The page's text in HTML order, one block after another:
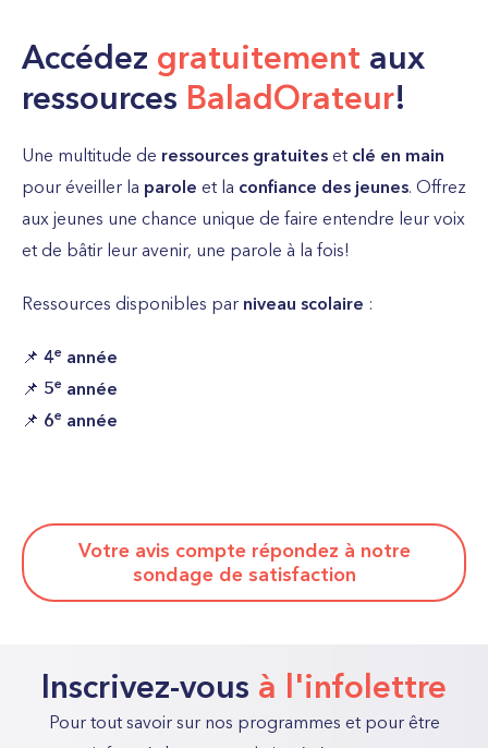
Accédez gratuitement aux
ressources BaladOrateur!
Une multitude de ressources gratuites et clé en main
pour éveiller la parole et la confiance des jeunes. Offrez
aux jeunes une chance unique de faire entendre leur voix
et de bâtir leur avenir, une parole à la fois!
Ressources disponibles par niveau scolaire :
📌 4e année
📌 5e année
📌 6e année
Votre avis compte répondez à notre
sondage de satisfaction
Inscrivez-vous à l'infolettre
Pour tout savoir sur nos programmes et pour être